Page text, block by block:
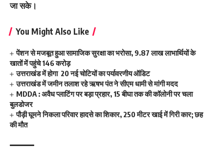
जा सके।
You Might Also Like
पेंशन से मजबूत हुआ सामाजिक सुरक्षा का भरोसा, 9.87 लाख लाभार्थियों के
खातों में पहुंचे 146 करोड़
उत्तराखंड में होगा 20 नई चोटियों का पर्यावरणीय ऑडिट
उत्तराखंड में जमीन तलाश रहे ऋषभ पंत ने सीएम धामी से मांगी मदद
MDDA : अवैध प्लाटिंग पर बड़ा प्रहार, 15 बीघा तक की कॉलोनी पर चला
बुलडोजर
पौड़ी घूमने निकला परिवार हादसे का शिकार, 250 मीटर खाई में गिरी कार; छह
की मौत